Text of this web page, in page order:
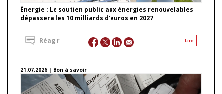
Énergie : Le soutien public aux énergies renouvelables
dépassera les 10 milliards d’euros en 2027
Lire
Réagir
21.07.2026 | Bon à savoir